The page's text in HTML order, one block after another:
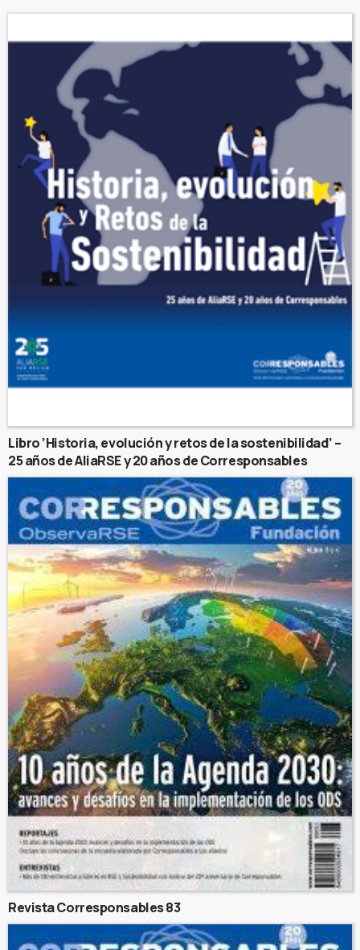
Libro ‘Historia, evolución y retos de la sostenibilidad’ –
25 años de AliaRSE y 20 años de Corresponsables
Revista Corresponsables 83